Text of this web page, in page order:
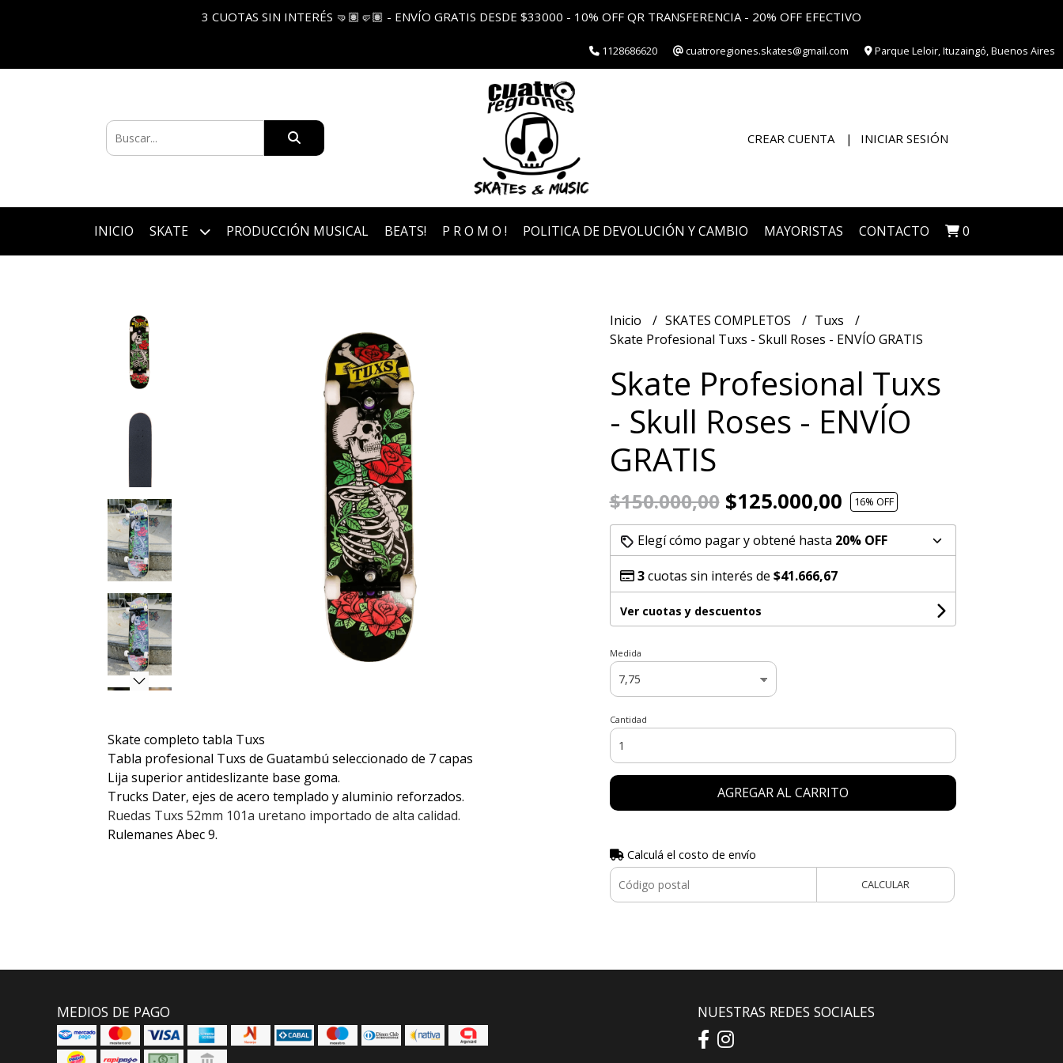
3 CUOTAS SIN INTERÉS 🤜🏽🤛🏽 - ENVÍO GRATIS DESDE $33000 - 10% OFF QR TRANSFERENCIA - 20% OFF EFECTIVO
1128686620 cuatroregiones.skates@gmail.com Parque Leloir, Ituzaingó, Buenos Aires
CREAR CUENTA INICIAR SESIÓN
INICIO SKATE PRODUCCIÓN MUSICAL BEATS! P R O M O ! POLITICA DE DEVOLUCIÓN Y CAMBIO MAYORISTAS CONTACTO 0
Skate completo tabla Tuxs
Tabla profesional Tuxs de Guatambú seleccionado de 7 capas
Lija superior antideslizante base goma.
Trucks Dater, ejes de acero templado y aluminio reforzados.
Ruedas Tuxs 52mm 101a uretano importado de alta calidad.
Rulemanes Abec 9.
Inicio SKATES COMPLETOS
Tuxs
Skate Profesional Tuxs - Skull Roses - ENVÍO GRATIS
Skate Profesional Tuxs
- Skull Roses - ENVÍO
GRATIS
$150.000,00$125.000,00 16% OFF
Elegí cómo pagar y obtené hasta 20% OFF
3cuotas sin interés de $41.666,67
Ver cuotas y descuentos
Medida
Cantidad
AGREGAR AL CARRITO
Calculá el costo de envío
CALCULAR
MEDIOS DE PAGO NUESTRAS REDES SOCIALES